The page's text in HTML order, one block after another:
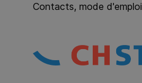
Contacts, mode d'emploi